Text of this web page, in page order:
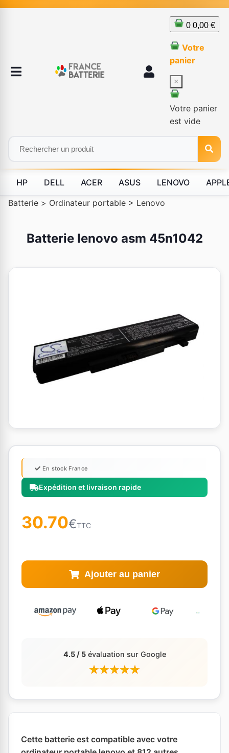
0 0,00 €
Votre
panier
×
Votre panier
est vide
HP DELL ACER ASUS LENOVO
Batterie > Ordinateur portable > Lenovo
Batterie lenovo asm 45n1042
Expédition et livraison rapide
En stock France
30.70€TTC
Ajouter au panier
4.5 / 5évaluation sur Google
Cette batterie est compatible avec votre